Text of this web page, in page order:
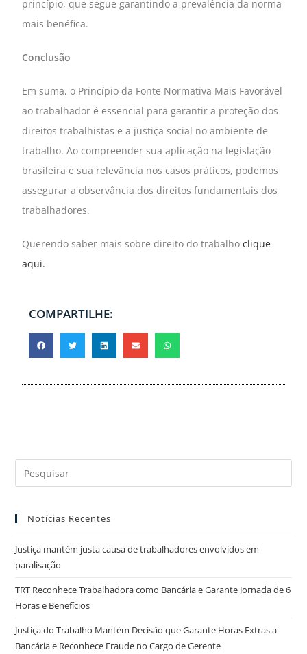
princípio, que segue garantindo a prevalência da norma
mais benéfica.
Conclusão
Em suma, o Princípio da Fonte Normativa Mais Favorável
ao trabalhador é essencial para garantir a proteção dos
direitos trabalhistas e a justiça social no ambiente de
trabalho. Ao compreender sua aplicação na legislação
brasileira e sua relevância nos casos práticos, podemos
assegurar a observância dos direitos fundamentais dos
trabalhadores.
Querendo saber mais sobre direito do trabalho clique
aqui.
COMPARTILHE:
Notícias Recentes
Justiça mantém justa causa de trabalhadores envolvidos em
paralisação
TRT Reconhece Trabalhadora como Bancária e Garante Jornada de 6
Horas e Benefícios
Justiça do Trabalho Mantém Decisão que Garante Horas Extras a
Bancária e Reconhece Fraude no Cargo de Gerente